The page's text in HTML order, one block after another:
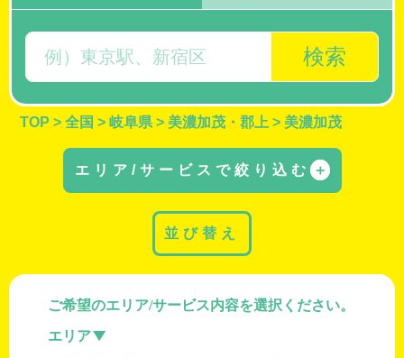
検索
TOP > 全国 > 岐阜県 > 美濃加茂・郡上 > 美濃加茂
エリア/サービスで絞り込む ＋
ご希望のエリア/サービス内容を選択ください。
エリア
並び替え